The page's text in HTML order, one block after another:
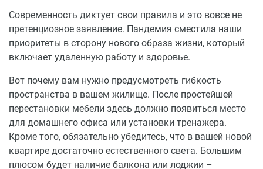
Современность диктует свои правила и это вовсе не
претенциозное заявление. Пандемия сместила наши
приоритеты в сторону нового образа жизни, который
включает удаленную работу и здоровье.
Вот почему вам нужно предусмотреть гибкость
пространства в вашем жилище. После простейшей
перестановки мебели здесь должно появиться место
для домашнего офиса или установки тренажера.
Кроме того, обязательно убедитесь, что в вашей новой
квартире достаточно естественного света. Большим
плюсом будет наличие балкона или лоджии –